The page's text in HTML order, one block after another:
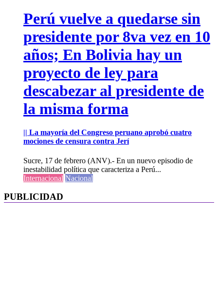
Perú vuelve a quedarse sin
presidente por 8va vez en 10
años; En Bolivia hay un
proyecto de ley para
descabezar al presidente de
la misma forma
|| La mayoría del Congreso peruano aprobó cuatro
mociones de censura contra Jerí
Sucre, 17 de febrero (ANV).- En un nuevo episodio de
inestabilidad política que caracteriza a Perú...
Internacional Nacional
PUBLICIDAD